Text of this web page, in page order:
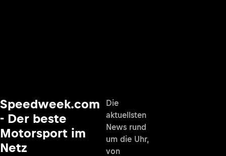
Speedweek.com
- Der beste
Motorsport im
Netz
Die
aktuellsten
News rund
um die Uhr,
von